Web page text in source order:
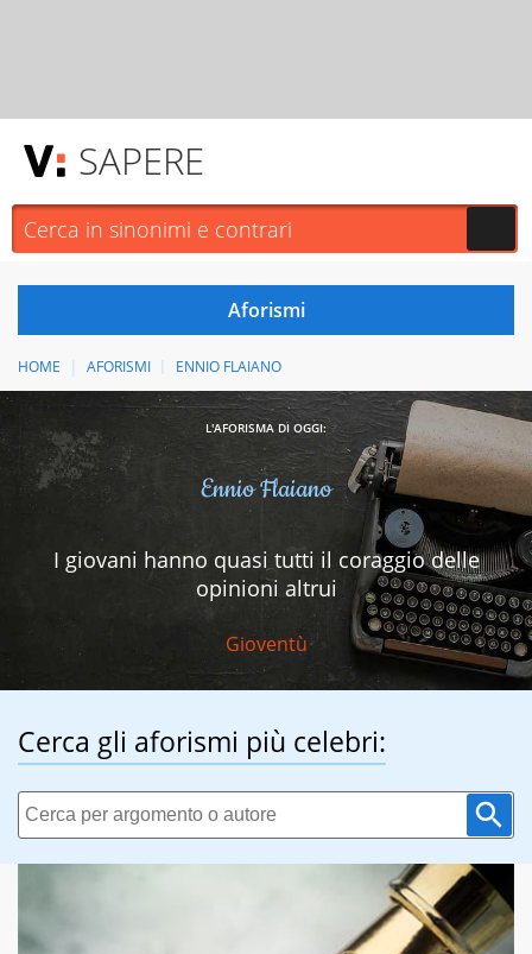
SAPERE
HOME AFORISMI ENNIO FLAIANO
L'AFORISMA DI OGGI:
Ennio Flaiano
I giovani hanno quasi tutti il coraggio delle
opinioni altrui
Gioventù
Cerca gli aforismi più celebri: